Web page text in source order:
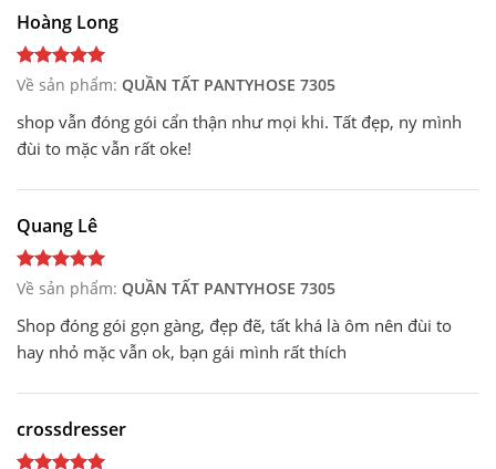
Hoàng Long
Về sản phẩm: QUẦN TẤT PANTYHOSE 7305
shop vẫn đóng gói cẩn thận như mọi khi. Tất đẹp, ny mình
đùi to mặc vẫn rất oke!
Quang Lê
Về sản phẩm: QUẦN TẤT PANTYHOSE 7305
Shop đóng gói gọn gàng, đẹp đẽ, tất khá là ôm nên đùi to
hay nhỏ mặc vẫn ok, bạn gái mình rất thích
crossdresser